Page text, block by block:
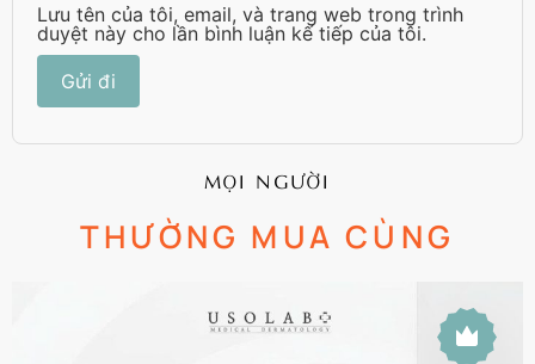
Lưu tên của tôi, email, và trang web trong trình
duyệt này cho lần bình luận kế tiếp của tôi.
MỌI NGƯỜI
THƯỜNG MUA CÙNG